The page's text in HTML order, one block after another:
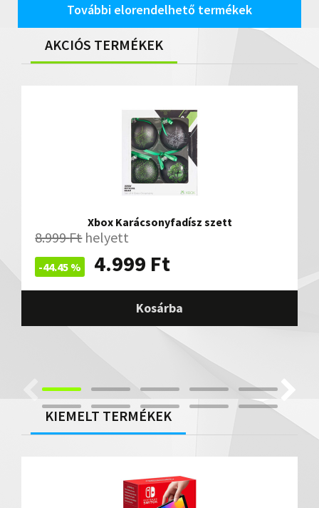
További elorendelhető termékek
AKCIÓS TERMÉKEK
Xbox Karácsonyfadísz szett
8.999Fthelyett
-44.45 % 4.999 Ft
Kosárba
KIEMELT TERMÉKEK